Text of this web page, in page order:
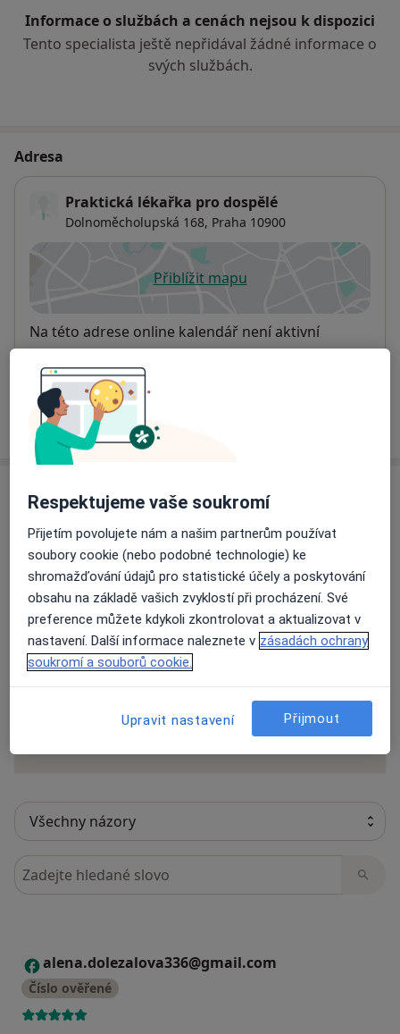
Informace o službách a cenách nejsou k dispozici
Tento specialista ještě nepřidával žádné informace o
svých službách.
Adresa
Praktická lékařka pro dospělé
Dolnoměcholupská 168, Praha 10900
Přiblížit mapuse otevře v nové záložce
Dostupnost
Na této adrese online kalendář není aktivní
Názory
Přidejte svůj názor
24 názorů
Recenze pacientů jsou pro nás důležité.
Specialisté nemají možnost zaplatit za
odstranění nebo změnu recenze pacienta.
Další informace o názorech
Hledejte v názorech
A alena.dolezalova336@gmail.com
Číslo ověřené
Respektujeme vaše soukromí
Přijetím povolujete nám a našim partnerům používat
soubory cookie (nebo podobné technologie) ke
shromažďování údajů pro statistické účely a poskytování
obsahu na základě vašich zvyklostí při procházení. Své
preference můžete kdykoli zkontrolovat a aktualizovat v
nastavení. Další informace naleznete v zásadách ochrany
soukromí a souborů cookie.
Upravit nastavení Přijmout